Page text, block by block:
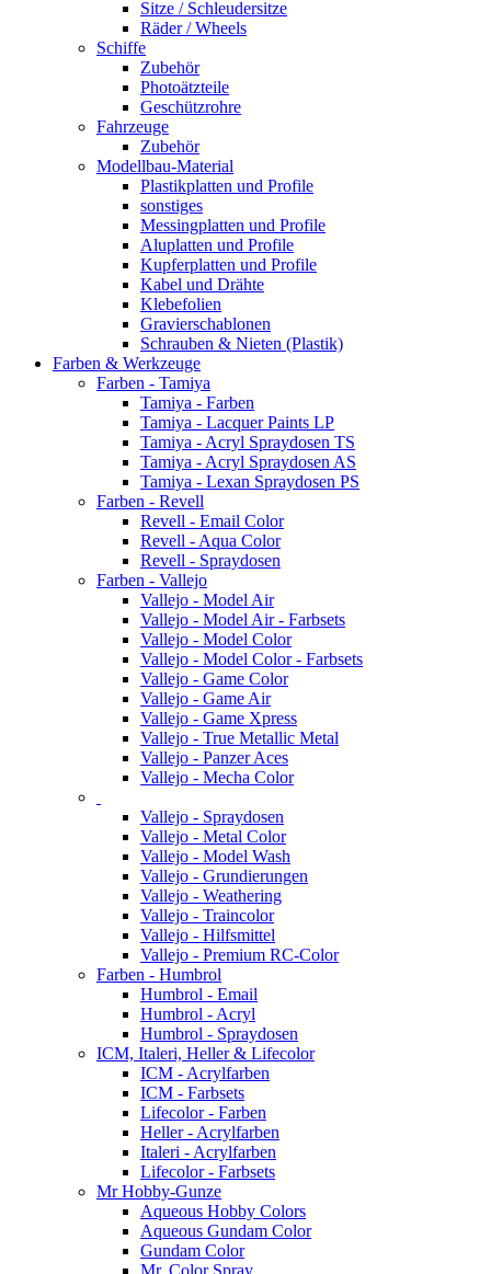
Sitze / Schleudersitze
Räder / Wheels
Schiffe
Zubehör
Photoätzteile
Geschützrohre
Fahrzeuge
Zubehör
Modellbau-Material
Plastikplatten und Profile
sonstiges
Messingplatten und Profile
Aluplatten und Profile
Kupferplatten und Profile
Kabel und Drähte
Klebefolien
Gravierschablonen
Schrauben & Nieten (Plastik)
Farben & Werkzeuge
Farben - Tamiya
Tamiya - Farben
Tamiya - Lacquer Paints LP
Tamiya - Acryl Spraydosen TS
Tamiya - Acryl Spraydosen AS
Tamiya - Lexan Spraydosen PS
Farben - Revell
Revell - Email Color
Revell - Aqua Color
Revell - Spraydosen
Farben - Vallejo
Vallejo - Model Air
Vallejo - Model Air - Farbsets
Vallejo - Model Color
Vallejo - Model Color - Farbsets
Vallejo - Game Color
Vallejo - Game Air
Vallejo - Game Xpress
Vallejo - True Metallic Metal
Vallejo - Panzer Aces
Vallejo - Mecha Color
Vallejo - Spraydosen
Vallejo - Metal Color
Vallejo - Model Wash
Vallejo - Grundierungen
Vallejo - Weathering
Vallejo - Traincolor
Vallejo - Hilfsmittel
Vallejo - Premium RC-Color
Farben - Humbrol
Humbrol - Email
Humbrol - Acryl
Humbrol - Spraydosen
ICM, Italeri, Heller & Lifecolor
ICM - Acrylfarben
ICM - Farbsets
Lifecolor - Farben
Heller - Acrylfarben
Italeri - Acrylfarben
Lifecolor - Farbsets
Mr Hobby-Gunze
Aqueous Hobby Colors
Aqueous Gundam Color
Gundam Color
Mr. Color Spray